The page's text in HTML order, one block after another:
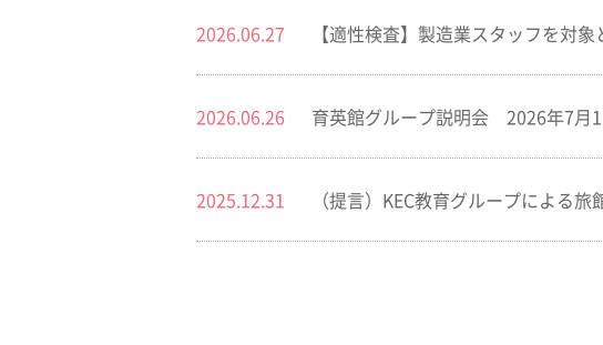
2026.06.27 【適性検査】製造業スタッフを対
2026.06.26 育英館グループ説明会 2026年7月
2025.12.31 （提言）KEC教育グループによる旅館ビ